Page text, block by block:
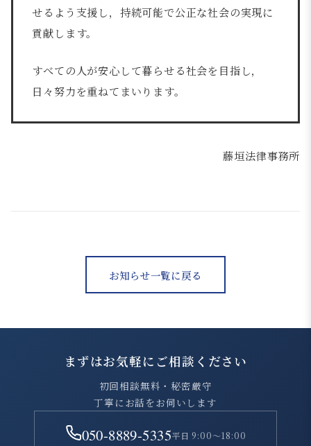
せるよう支援し，持続可能で公正な社会の実現に
貢献します。
すべての人が安心して暮らせる社会を目指し，
日々努力を重ねてまいります。
藤垣法律事務所
お知らせ一覧に戻る
まずはお気軽にご相談ください
初回相談無料・秘密厳守
丁寧にお話をお伺いします
050-8889-5335平日 9:00～18:00